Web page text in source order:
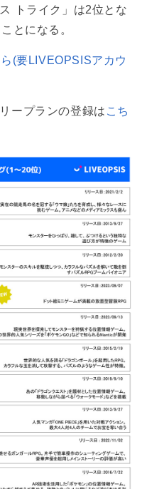
トライク」は2位とな
とになる。
(要LIVEOPSISアカウ
ープランの登録は こち